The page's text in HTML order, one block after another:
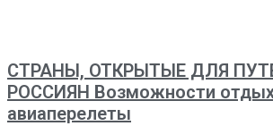
СТРАНЫ, ОТКРЫТЫЕ ДЛЯ
РОССИЯН Возможности
авиаперелеты